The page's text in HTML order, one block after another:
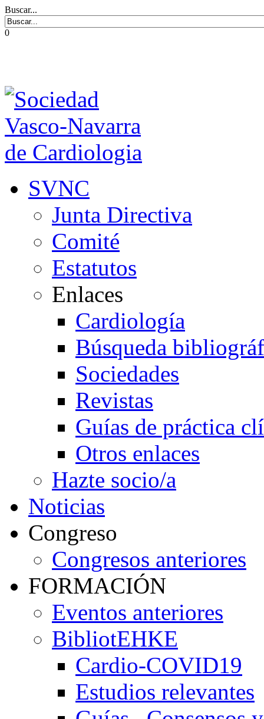
Buscar...
0
SVNC
Junta Directiva
Comité
Estatutos
Enlaces
Cardiología
Búsqueda
Sociedades
Revistas
Guías de práctica
Otros enlaces
Hazte socio/a
Noticias
Congreso
Congresos anteriores
FORMACIÓN
Eventos anteriores
BibliotEHKE
Cardio-COVID19
Estudios relevantes